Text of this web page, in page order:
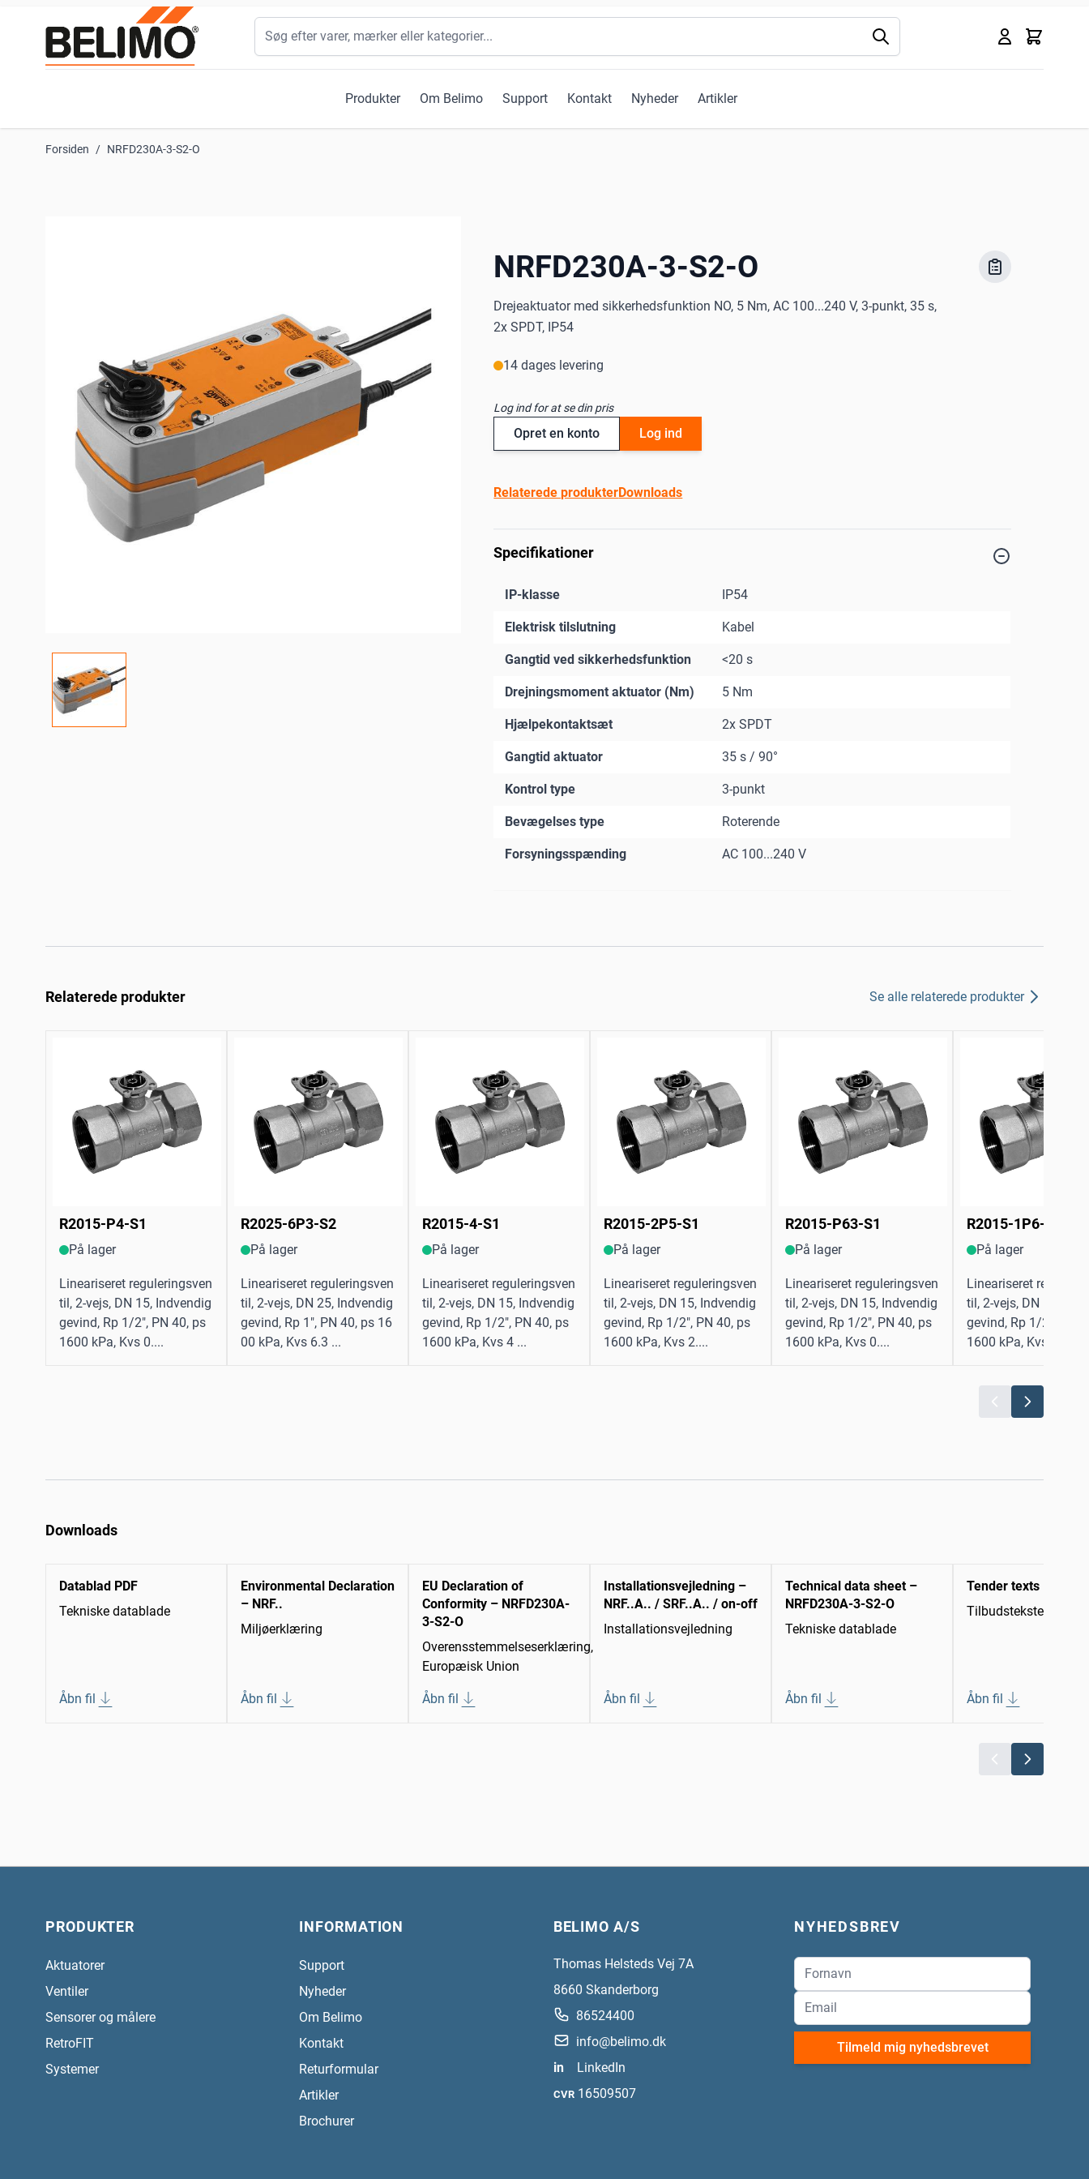
Produkter Om Belimo Support Kontakt Nyheder Artikler
Kurv
Søg
Forsiden / NRFD230A-3-S2-O
NRFD230A-3-S2-O
Drejeaktuator med sikkerhedsfunktion NO, 5 Nm, AC 100...240 V, 3-punkt, 35 s,
2x SPDT, IP54
14 dages levering
Log ind for at se din pris
Opret en konto Log ind
Relaterede produkterDownloads
Specifikationer
IP-klasse IP54
Elektrisk tilslutning Kabel
Gangtid ved sikkerhedsfunktion <20 s
Drejningsmoment aktuator (Nm) 5 Nm
Hjælpekontaktsæt 2x SPDT
Gangtid aktuator 35 s / 90°
Kontrol type 3-punkt
Bevægelses type Roterende
Forsyningsspænding AC 100...240 V
Relaterede produkter Se alle relaterede produkter
R2015-P4-S1
På lager
Lineariseret reguleringsven
til, 2-vejs, DN 15, Indvendig
gevind, Rp 1/2", PN 40, ps
1600 kPa, Kvs 0....
R2025-6P3-S2
På lager
Lineariseret reguleringsven
til, 2-vejs, DN 25, Indvendig
gevind, Rp 1", PN 40, ps 16
00 kPa, Kvs 6.3 ...
R2015-4-S1
På lager
Lineariseret reguleringsven
til, 2-vejs, DN 15, Indvendig
gevind, Rp 1/2", PN 40, ps
1600 kPa, Kvs 4 ...
R2015-2P5-S1
På lager
Lineariseret reguleringsven
til, 2-vejs, DN 15, Indvendig
gevind, Rp 1/2", PN 40, ps
1600 kPa, Kvs 2....
R2015-P63-S1
På lager
Lineariseret reguleringsven
til, 2-vejs, DN 15, Indvendig
gevind, Rp 1/2", PN 40, ps
1600 kPa, Kvs 0....
R2015-1P6-S1
På lager
Lineariseret
til, 2-vejs, DN 15,
gevind, Rp 1/2", PN
1600 kPa, Kvs 1....
Downloads
Datablad PDF
Tekniske datablade
Åbn fil
Environmental Declaration
– NRF..
Miljøerklæring
Åbn fil
EU Declaration of
Conformity – NRFD230A-
3-S2-O
Overensstemmelseserklæring,
Europæisk Union
Åbn fil
Installationsvejledning –
NRF..A.. / SRF..A.. / on-off
Installationsvejledning
Åbn fil
Technical data sheet –
NRFD230A-3-S2-O
Tekniske datablade
Åbn fil
Tender texts
Tilbudstekster
Åbn fil
PRODUKTER
Aktuatorer
Ventiler
Sensorer og målere
RetroFIT
Systemer
INFORMATION
Support
Nyheder
Om Belimo
Kontakt
Returformular
Artikler
Brochurer
BELIMO A/S
Thomas Helsteds Vej 7A
8660 Skanderborg
86524400
info@belimo.dk
in
LinkedIn
CVR 16509507
NYHEDSBREV
Tilmeld mig nyhedsbrevet